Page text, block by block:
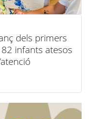
dels primers
infants atesos